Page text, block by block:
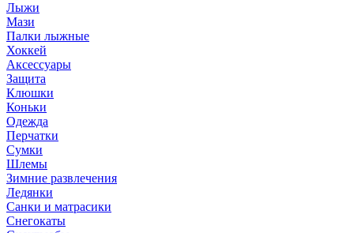
Лыжи
Мази
Палки лыжные
Хоккей
Аксессуары
Защита
Клюшки
Коньки
Одежда
Перчатки
Сумки
Шлемы
Зимние развлечения
Ледянки
Санки и матрасики
Снегокаты